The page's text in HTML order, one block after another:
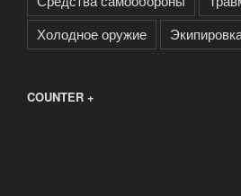
Холодное оружие
COUNTER +